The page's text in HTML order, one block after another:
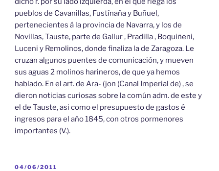
pueblos de Cavanillas, Fustínaña y Buñuel,
pertenecientes á la provincia de Navarra, y los de
Novillas, Tauste, parte de Gallur , Pradilla , Boquiñeni,
Luceni y Remolinos, donde finaliza la de Zaragoza. Le
cruzan algunos puentes de comunicación, y mueven
sus aguas 2 molinos harineros, de que ya hemos
hablado. En el art. de Ara- (jon (Canal Imperial de) , se
dieron noticias curiosas sobre la común adm. de este y
el de Tauste, asi como el presupuesto de gastos é
ingresos para el año 1845, con otros pormenores
importantes (V.).
PUBLICADO
04/06/2011